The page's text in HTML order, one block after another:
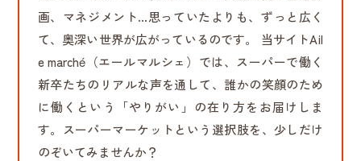
画、マネジメント…思っていたよりも、ずっと広く
て、奥深い世界が広がっているのです。 当サイトAil
e marché（エールマルシェ）では、スーパーで働く
新卒たちのリアルな声を通して、誰かの笑顔のため
に働くという「やりがい」の在り方をお届けしま
す。スーパーマーケットという選択肢を、少しだけ
のぞいてみませんか？